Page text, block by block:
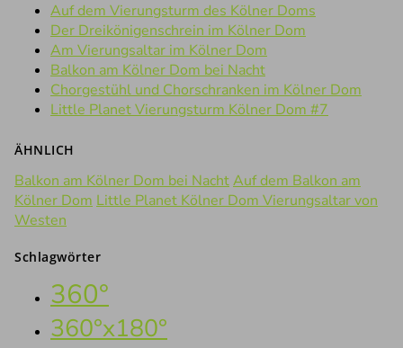
Auf dem Vierungsturm des Kölner Doms
Der Dreikönigenschrein im Kölner Dom
Am Vierungsaltar im Kölner Dom
Balkon am Kölner Dom bei Nacht
Chorgestühl und Chorschranken im Kölner Dom
Little Planet Vierungsturm Kölner Dom #7
ÄHNLICH
Balkon am Kölner Dom bei NachtAuf dem Balkon am
Kölner Dom Little Planet Kölner Dom Vierungsaltar von
Westen
Schlagwörter
360°
360°x180°